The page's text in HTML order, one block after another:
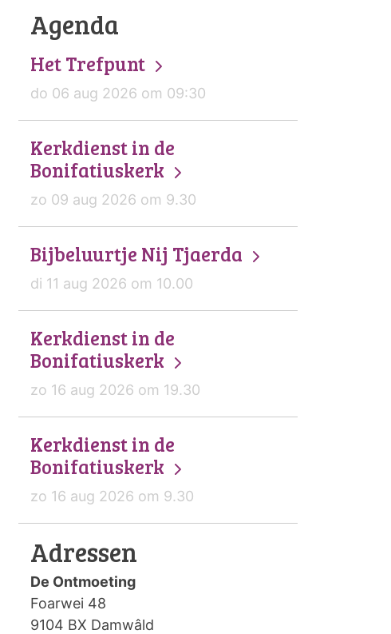
Agenda
Het Trefpunt
do 06 aug 2026 om 09:30
Kerkdienst in de
Bonifatiuskerk
zo 09 aug 2026 om 9.30
Bijbeluurtje Nij Tjaerda
di 11 aug 2026 om 10.00
Kerkdienst in de
Bonifatiuskerk
zo 16 aug 2026 om 19.30
Kerkdienst in de
Bonifatiuskerk
zo 16 aug 2026 om 9.30
Adressen
De Ontmoeting
Foarwei 48
9104 BX Damwâld